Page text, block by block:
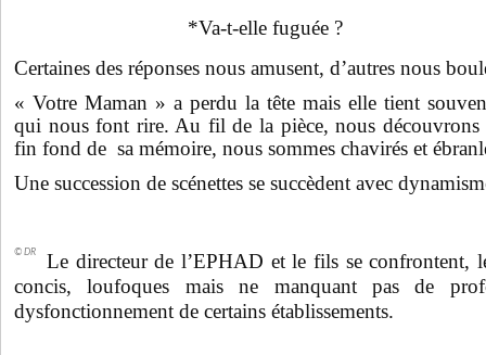
*Va-t-elle fuguée ?
Certaines des réponses nous amusent, d’autres nous
« Votre Maman » a perdu la tête mais elle tient
qui nous font rire. Au fil de la pièce, nous découvrons
fin fond de sa mémoire, nous sommes chavirés et
Une succession de scénettes se succèdent avec
© DR
Le directeur de l’EPHAD et le fils se confrontent,
concis, loufoques mais ne manquant pas de
dysfonctionnement de certains établissements.